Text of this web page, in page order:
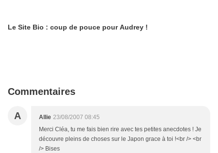
Le Site Bio : coup de pouce pour Audrey !
Commentaires
A Allie 23/08/2007 08:45
Merci Cléa, tu me fais bien rire avec tes petites anecdotes ! Je
découvre pleins de choses sur le Japon grace à toi !<br /> <br
/> Bises